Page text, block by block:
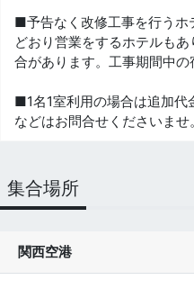
■予告なく改修工事を行うホ
どおり営業をするホテルも
合があります。工事期間中の
■1名1室利用の場合は追加代
などはお問合せくださいませ。
集合場所
関西空港